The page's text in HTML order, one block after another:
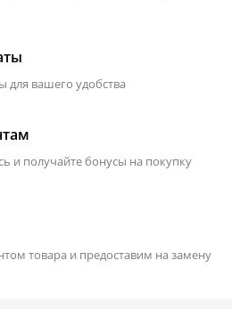
для вашего удобства
и получайте бонусы на покупку
товара и предоставим на замену